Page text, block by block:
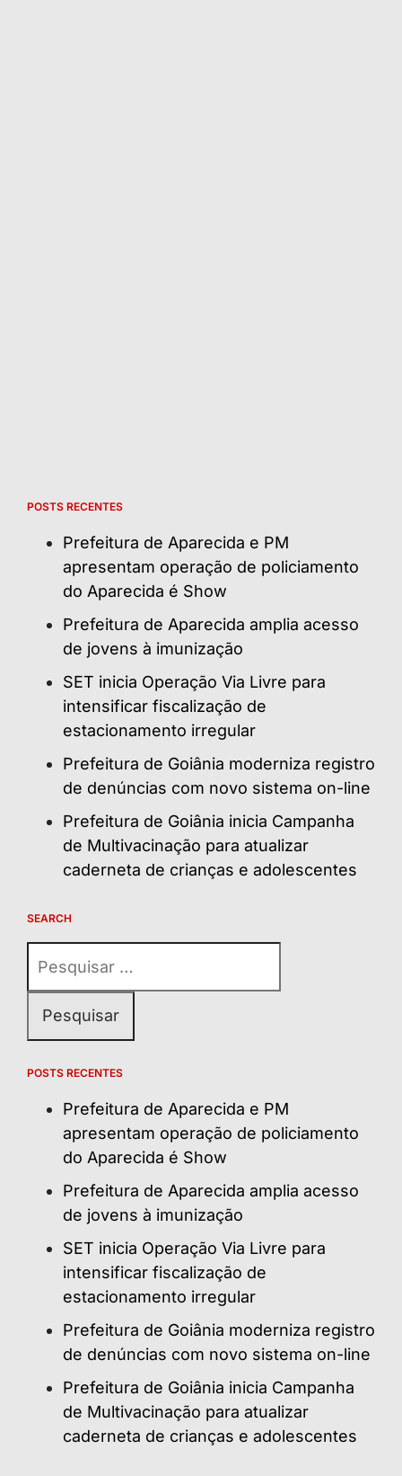
POSTS RECENTES
Prefeitura de Aparecida e PM
apresentam operação de policiamento
do Aparecida é Show
Prefeitura de Aparecida amplia acesso
de jovens à imunização
SET inicia Operação Via Livre para
intensificar fiscalização de
estacionamento irregular
Prefeitura de Goiânia moderniza registro
de denúncias com novo sistema on-line
Prefeitura de Goiânia inicia Campanha
de Multivacinação para atualizar
caderneta de crianças e adolescentes
SEARCH
por:
POSTS RECENTES
Prefeitura de Aparecida e PM
apresentam operação de policiamento
do Aparecida é Show
Prefeitura de Aparecida amplia acesso
de jovens à imunização
SET inicia Operação Via Livre para
intensificar fiscalização de
estacionamento irregular
Prefeitura de Goiânia moderniza registro
de denúncias com novo sistema on-line
Prefeitura de Goiânia inicia Campanha
de Multivacinação para atualizar
caderneta de crianças e adolescentes